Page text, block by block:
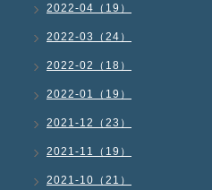
2022-04（19）
2022-03（24）
2022-02（18）
2022-01（19）
2021-12（23）
2021-11（19）
2021-10（21）